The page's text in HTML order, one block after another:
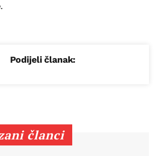
.
Podijeli članak:
članci